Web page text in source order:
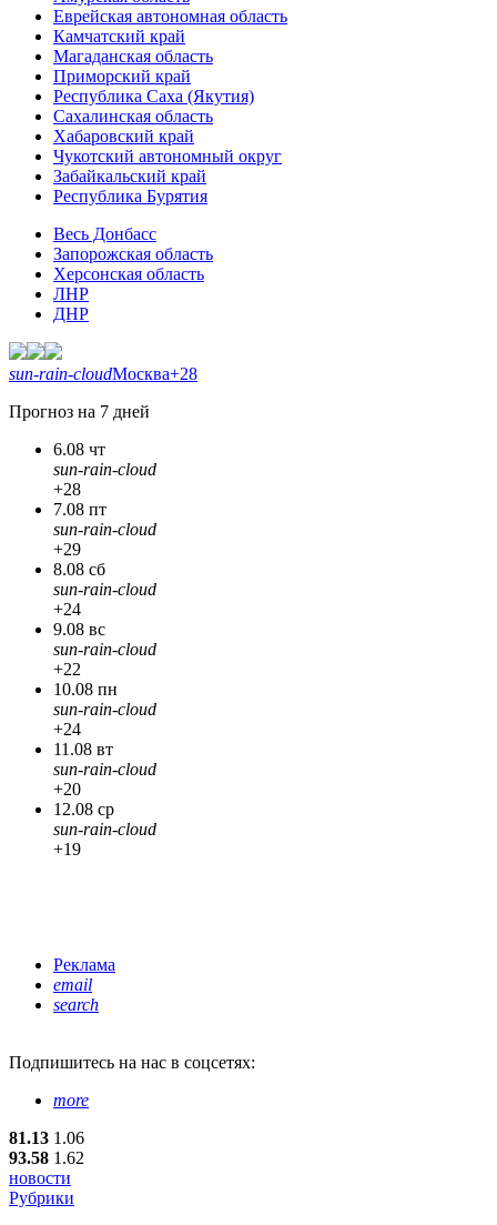
Еврейская автономная область
Камчатский край
Магаданская область
Приморский край
Республика Саха (Якутия)
Сахалинская область
Хабаровский край
Чукотский автономный округ
Забайкальский край
Республика Бурятия
Весь Донбасс
Запорожская область
Херсонская область
ЛНР
ДНР
sun-rain-cloudМосква+28
Прогноз на 7 дней
6.08 чт
sun-rain-cloud
+28
7.08 пт
sun-rain-cloud
+29
8.08 сб
sun-rain-cloud
+24
9.08 вс
sun-rain-cloud
+22
10.08 пн
sun-rain-cloud
+24
11.08 вт
sun-rain-cloud
+20
12.08 ср
sun-rain-cloud
+19
Реклама
email
search
Подпишитесь на нас в соцсетях:
more
81.13 1.06
93.58 1.62
новости
Рубрики